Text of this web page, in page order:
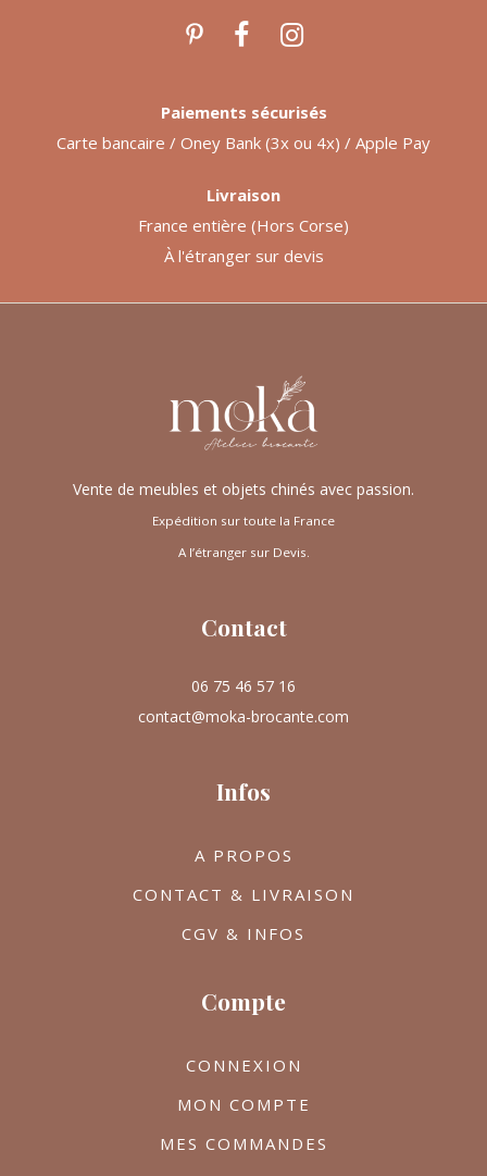
Vente de meubles et objets chinés avec passion.
Expédition sur toute la France
A l’étranger sur Devis.
Contact
06 75 46 57 16
contact@moka-brocante.com
Infos
A PROPOS
CONTACT & LIVRAISON
CGV & INFOS
Compte
CONNEXION
MON COMPTE
MES COMMANDES
Paiements sécurisés
Carte bancaire / Oney Bank (3x ou 4x) / Apple Pay
Livraison
France entière (Hors Corse)
À l'étranger sur devis